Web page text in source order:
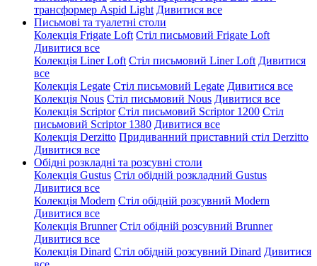
трансформер Aspid Light Дивитися все
Письмові та туалетні столи
Колекція Frigate Loft Стіл письмовий Frigate Loft
Дивитися все
Колекція Liner Loft Стіл письмовий Liner Loft Дивитися
все
Колекція Legate Стіл письмовий Legate Дивитися все
Колекція Nous Стіл письмовий Nous Дивитися все
Колекція Scriptor Стіл письмовий Scriptor 1200 Стіл
письмовий Scriptor 1380 Дивитися все
Колекція Derzitto Придиванний приставний стіл Derzitto
Дивитися все
Обідні розкладні та розсувні столи
Колекція Gustus Стіл обідній розкладний Gustus
Дивитися все
Колекція Modern Стіл обідній розсувний Modern
Дивитися все
Колекція Brunner Стіл обідній розсувний Brunner
Дивитися все
Колекція Dinard Стіл обідній розсувний Dinard Дивитися